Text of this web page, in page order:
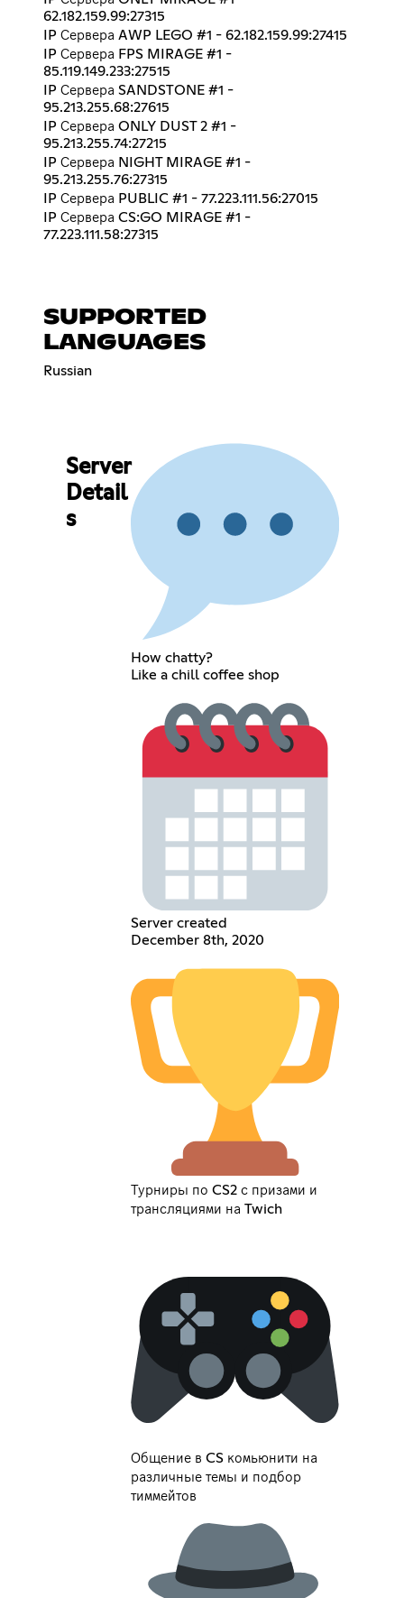
62.182.159.99:27315
IP Сервера AWP LEGO #1 - 62.182.159.99:27415
IP Сервера FPS MIRAGE #1 -
85.119.149.233:27515
IP Сервера SANDSTONE #1 -
95.213.255.68:27615
IP Сервера ONLY DUST 2 #1 -
95.213.255.74:27215
IP Сервера NIGHT MIRAGE #1 -
95.213.255.76:27315
IP Сервера PUBLIC #1 - 77.223.111.56:27015
IP Сервера CS:GO MIRAGE #1 -
77.223.111.58:27315
SUPPORTED
LANGUAGES
Russian
Server
Detail
s
How chatty?
Like a chill coffee shop
Server created
December 8th, 2020
Турниры по CS2 с призами и
трансляциями на Twich
Общение в CS комьюнити на
различные темы и подбор
тиммейтов